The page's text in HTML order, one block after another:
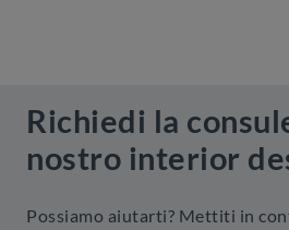
Richiedi la
nostro interior
Possiamo aiutarti? Mettiti in